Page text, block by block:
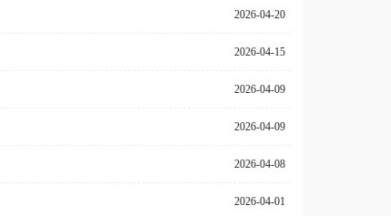
2026-04-20
2026-04-15
2026-04-09
2026-04-09
2026-04-08
2026-04-01